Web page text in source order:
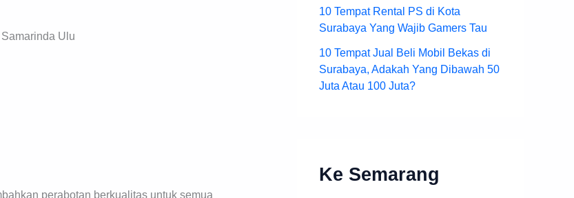
Ulu
perabotan berkualitas untuk semua
10 Tempat Rental PS di Kota
Surabaya Yang Wajib Gamers Tau
10 Tempat Jual Beli Mobil Bekas di
Surabaya, Adakah Yang Dibawah 50
Juta Atau 100 Juta?
Ke Semarang